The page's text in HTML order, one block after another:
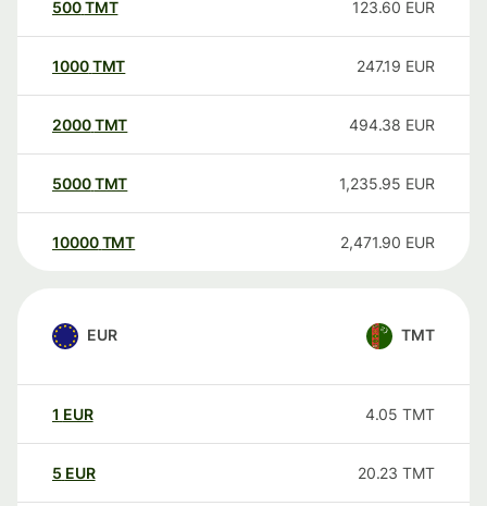
500TMT 123.60 EUR
1000TMT 247.19 EUR
2000TMT 494.38 EUR
5000TMT 1,235.95 EUR
10000 TMT 2,471.90 EUR
EUR TMT
1 EUR 4.05 TMT
5 EUR 20.23 TMT